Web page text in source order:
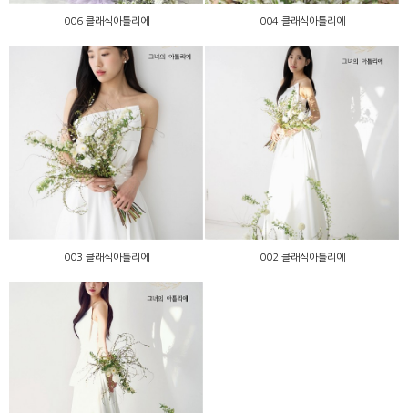
006 클래식아틀리에 004 클래식아틀리에
003 클래식아틀리에
003 클래식아틀리에
002 클래식아틀리에
002 클래식아틀리에
001 클래식아틀리에